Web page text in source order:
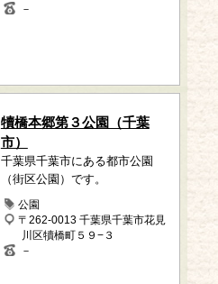
－
犢橋本郷第３公園（千葉
市）
千葉県千葉市にある都市公園
（街区公園）です。
公園
〒262-0013 千葉県千葉市花見
川区犢橋町５９−３
－